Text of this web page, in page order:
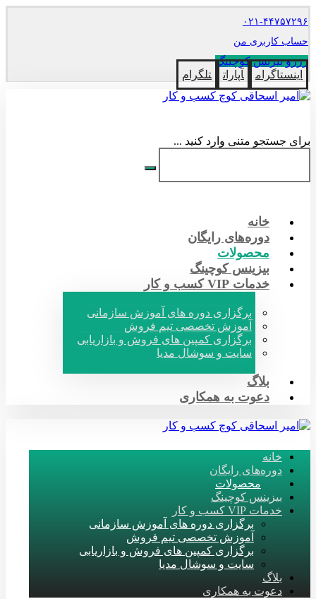
۰۲۱-۴۴۷۵۷۲۹۶
حساب کاربری من
رزرو بیزنس کوچینگ
اینستاگرام
آپارات تلگرام
برای جستجو متنی وارد کنید ...
خانه
دوره‌های رایگان
محصولات
بیزینس کوچینگ
خدمات VIP کسب و کار
برگزاری دوره های آموزش سازمانی
آموزش تخصصی تیم فروش
برگزاری کمپین های فروش و بازاریابی
سایت و سوشال مدیا
بلاگ
دعوت به همکاری
خانه
دوره‌های رایگان
محصولات
بیزینس کوچینگ
خدمات VIP کسب و کار
برگزاری دوره های آموزش سازمانی
آموزش تخصصی تیم فروش
برگزاری کمپین های فروش و بازاریابی
سایت و سوشال مدیا
بلاگ
دعوت به همکاری